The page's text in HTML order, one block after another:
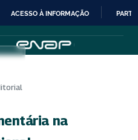
IR
PARA
CONTEÚDO
ACESSO À INFORMAÇÃO
na